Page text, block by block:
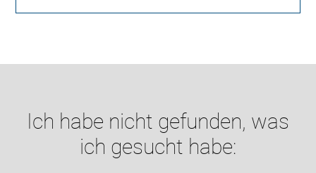
Ich habe nicht gefunden, was
ich gesucht habe: